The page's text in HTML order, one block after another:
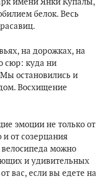
имени Янки Купалы,
белок. Весь
на дорожках, на
сюр: куда ни
остановились и
Восхищение
эмоции не только от
и от созерцания
можно
и удивительных
вас, если вы едете на